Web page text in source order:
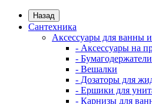
Назад
Сантехника
Аксессуары для ванны и
- Аксессуары на
- Бумагодержатели
- Вешалки
- Дозаторы для
- Ершики для
- Карнизы для